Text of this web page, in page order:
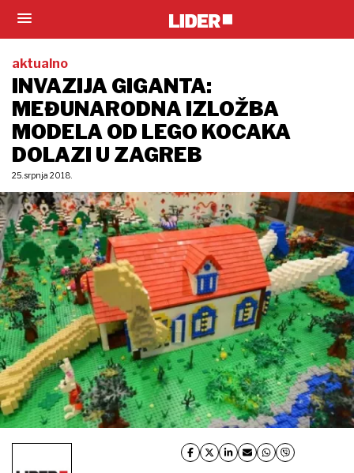
aktualno
INVAZIJA GIGANTA:
MEĐUNARODNA IZLOŽBA
MODELA OD LEGO KOCAKA
DOLAZI U ZAGREB
25. srpnja 2018.